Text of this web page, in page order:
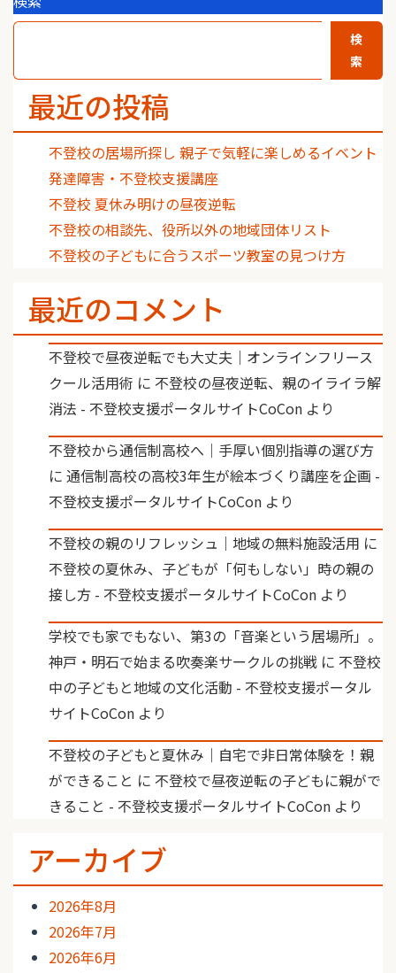
検
索
最近の投稿
不登校の居場所探し 親子で気軽に楽しめるイベント
発達障害・不登校支援講座
不登校 夏休み明けの昼夜逆転
不登校の相談先、役所以外の地域団体リスト
不登校の子どもに合うスポーツ教室の見つけ方
最近のコメント
不登校で昼夜逆転でも大丈夫｜オンラインフリース
クール活用術 に 不登校の昼夜逆転、親のイライラ解
消法 - 不登校支援ポータルサイトCoCon より
不登校から通信制高校へ｜手厚い個別指導の選び方
に 通信制高校の高校3年生が絵本づくり講座を企画 -
不登校支援ポータルサイトCoCon より
不登校の親のリフレッシュ｜地域の無料施設活用 に
不登校の夏休み、子どもが「何もしない」時の親の
接し方 - 不登校支援ポータルサイトCoCon より
学校でも家でもない、第3の「音楽という居場所」。
神戸・明石で始まる吹奏楽サークルの挑戦 に 不登校
中の子どもと地域の文化活動 - 不登校支援ポータル
サイトCoCon より
不登校の子どもと夏休み｜自宅で非日常体験を！親
ができること に 不登校で昼夜逆転の子どもに親がで
きること - 不登校支援ポータルサイトCoCon より
アーカイブ
2026年8月
2026年7月
2026年6月